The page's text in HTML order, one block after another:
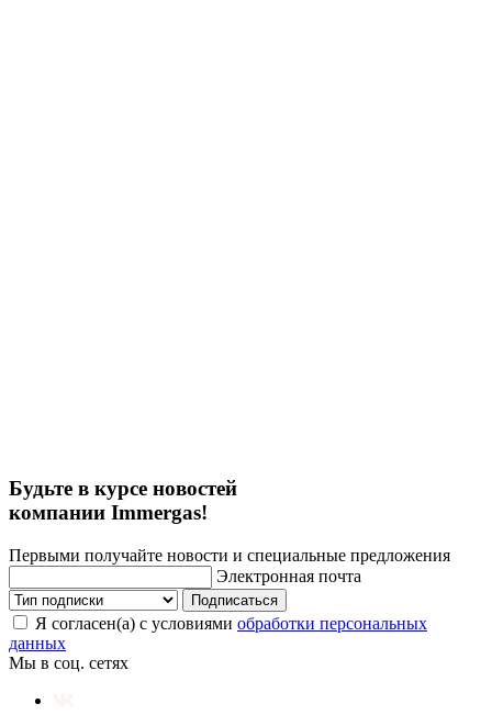
Будьте в курсе новостей
компании Immergas!
Первыми получайте новости и специальные предложения
Электронная почта
Подписаться
Я согласен(а) с условиями обработки персональных
данных
Мы в соц. сетях